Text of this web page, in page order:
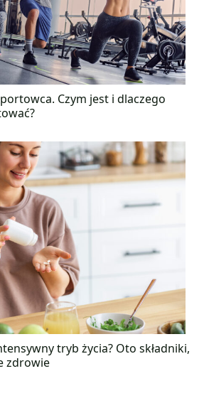
Czym jest i dlaczego
tryb życia? Oto składniki,
zdrowie